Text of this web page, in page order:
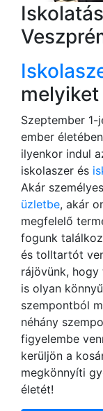
Szeptember 1-
ember
ilyenkor indul
iskolaszer és
Akár
üzletbe, akár
megfelelő
fogunk
és tolltartót
rájövünk, hogy
is olyan
szempontból
néhány
figyelembe
kerüljön a
megkönnyíti
életét!